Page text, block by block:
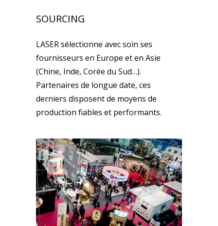
SOURCING
LASER sélectionne avec soin ses
fournisseurs en Europe et en Asie
(Chine, Inde, Corée du Sud…).
Partenaires de longue date, ces
derniers disposent de moyens de
production fiables et performants.